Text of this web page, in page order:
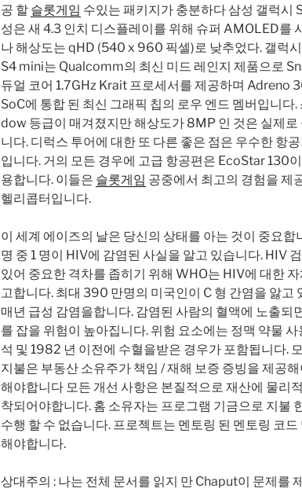
공 할 슬롯게임 수있는 패키지가 충분하다 삼성 갤럭시
성은 새 4.3 인치 디스플레이를 위해 슈퍼 AMOLED를
나 해상도는 qHD (540 x 960 픽셀)로 낮추었다. 갤럭
S4 mini는 Qualcomm의 최신 미드 레인지 제품으로
듀얼 코어 1.7GHz Krait 프로세서를 제공하며 Adreno
SoC에 통합 된 최신 그래픽 칩의 로우 엔드 멤버입니다
dow 등급이 매겨졌지만 해상도가 8MP 인 것은 실제로
니다. 디럭스 투어에 대한 또 다른 좋은 점은 우수한 항
입니다. 거의 모든 경우에 고급 항공편은 EcoStar 130
용합니다. 이들은 슬롯게임 공중에서 최고의 경험을 제
헬리콥터입니다.
이 세계 에이즈의 날은 당신의 상태를 아는 것이 중요합
명 중 1 명이 HIV에 감염된 사실을 알고 있습니다. HIV
있어 중요한 격차를 좁히기 위해 WHO는 HIV에 대한
고합니다. 최대 390 만명의 미국인이 C 형 간염을 앓고
매년 급성 감염을합니다. 감염된 사람의 혈액에 노출되
를 잡을 위험이 높아집니다. 위험 요소에는 정맥 약물 사
석 및 1982 년 이전에 수혈을받은 경우가 포함됩니다.
지불은 부동산 소유주가 책임 / 재해 보증 증빙을 제공
해야합니다 모든 개선 사항은 본질적으로 재산에 물리
착되어야합니다. 홈 소유자는 프로그램 기금으로 지불
수행 할 수 없습니다. 프로젝트는 멘토링 된 멘토링 코
해야합니다.
상대주의 : 나는 전체 문서를 읽지 만 Chaput이 문제를